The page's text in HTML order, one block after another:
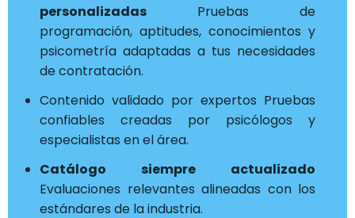
personalizadas Pruebas de
programación, aptitudes, conocimientos y
psicometría adaptadas a tus necesidades
de contratación.
Contenido validado por expertos Pruebas
confiables creadas por psicólogos y
especialistas en el área.
Catálogo siempre actualizado
Evaluaciones relevantes alineadas con los
estándares de la industria.